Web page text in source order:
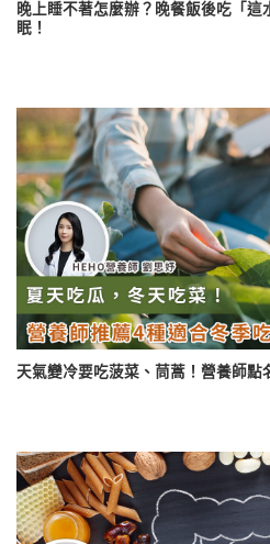
晚上睡不著怎麼辦？晚餐飯後吃「
眠！
天氣變冷要吃菠菜、茼蒿！營養師點